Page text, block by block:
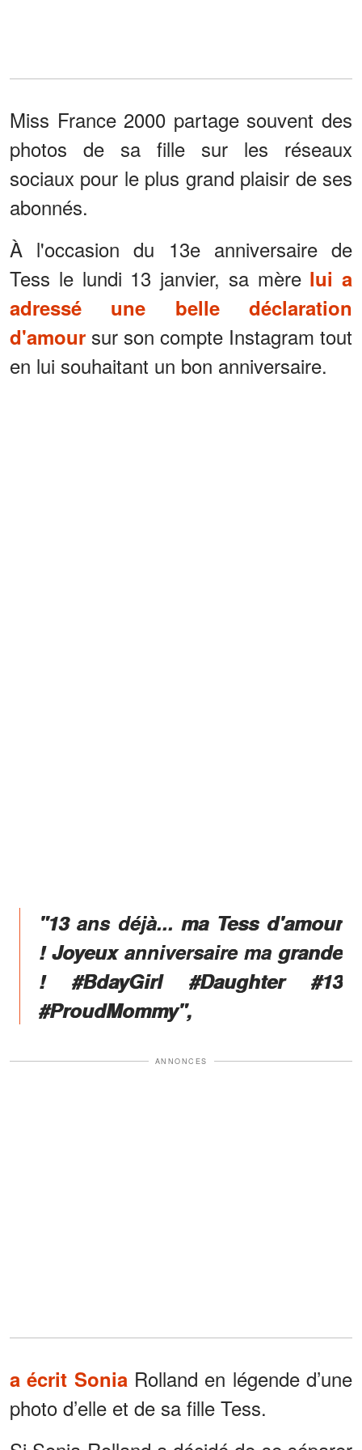
Miss France 2000 partage souvent des
photos de sa fille sur les réseaux
sociaux pour le plus grand plaisir de ses
abonnés.
À l'occasion du 13e anniversaire de
Tess le lundi 13 janvier, sa mère lui a
adressé une belle déclaration
d'amour sur son compte Instagram tout
en lui souhaitant un bon anniversaire.
"13 ans déjà... ma Tess d'amour
! Joyeux anniversaire ma grande
! #BdayGirl #Daughter #13
#ProudMommy",
ANNONCES
a écrit Sonia Rolland en légende d’une
photo d’elle et de sa fille Tess.